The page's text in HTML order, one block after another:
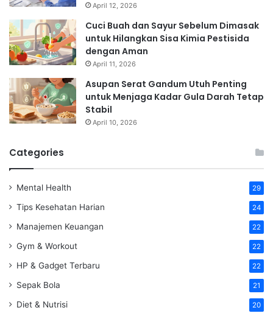
April 12, 2026
Cuci Buah dan Sayur Sebelum Dimasak
untuk Hilangkan Sisa Kimia Pestisida
dengan Aman
April 11, 2026
Asupan Serat Gandum Utuh Penting
untuk Menjaga Kadar Gula Darah Tetap
Stabil
April 10, 2026
Categories
Mental Health 29
Tips Kesehatan Harian 24
Manajemen Keuangan 22
Gym & Workout 22
HP & Gadget Terbaru 22
Sepak Bola 21
Diet & Nutrisi 20